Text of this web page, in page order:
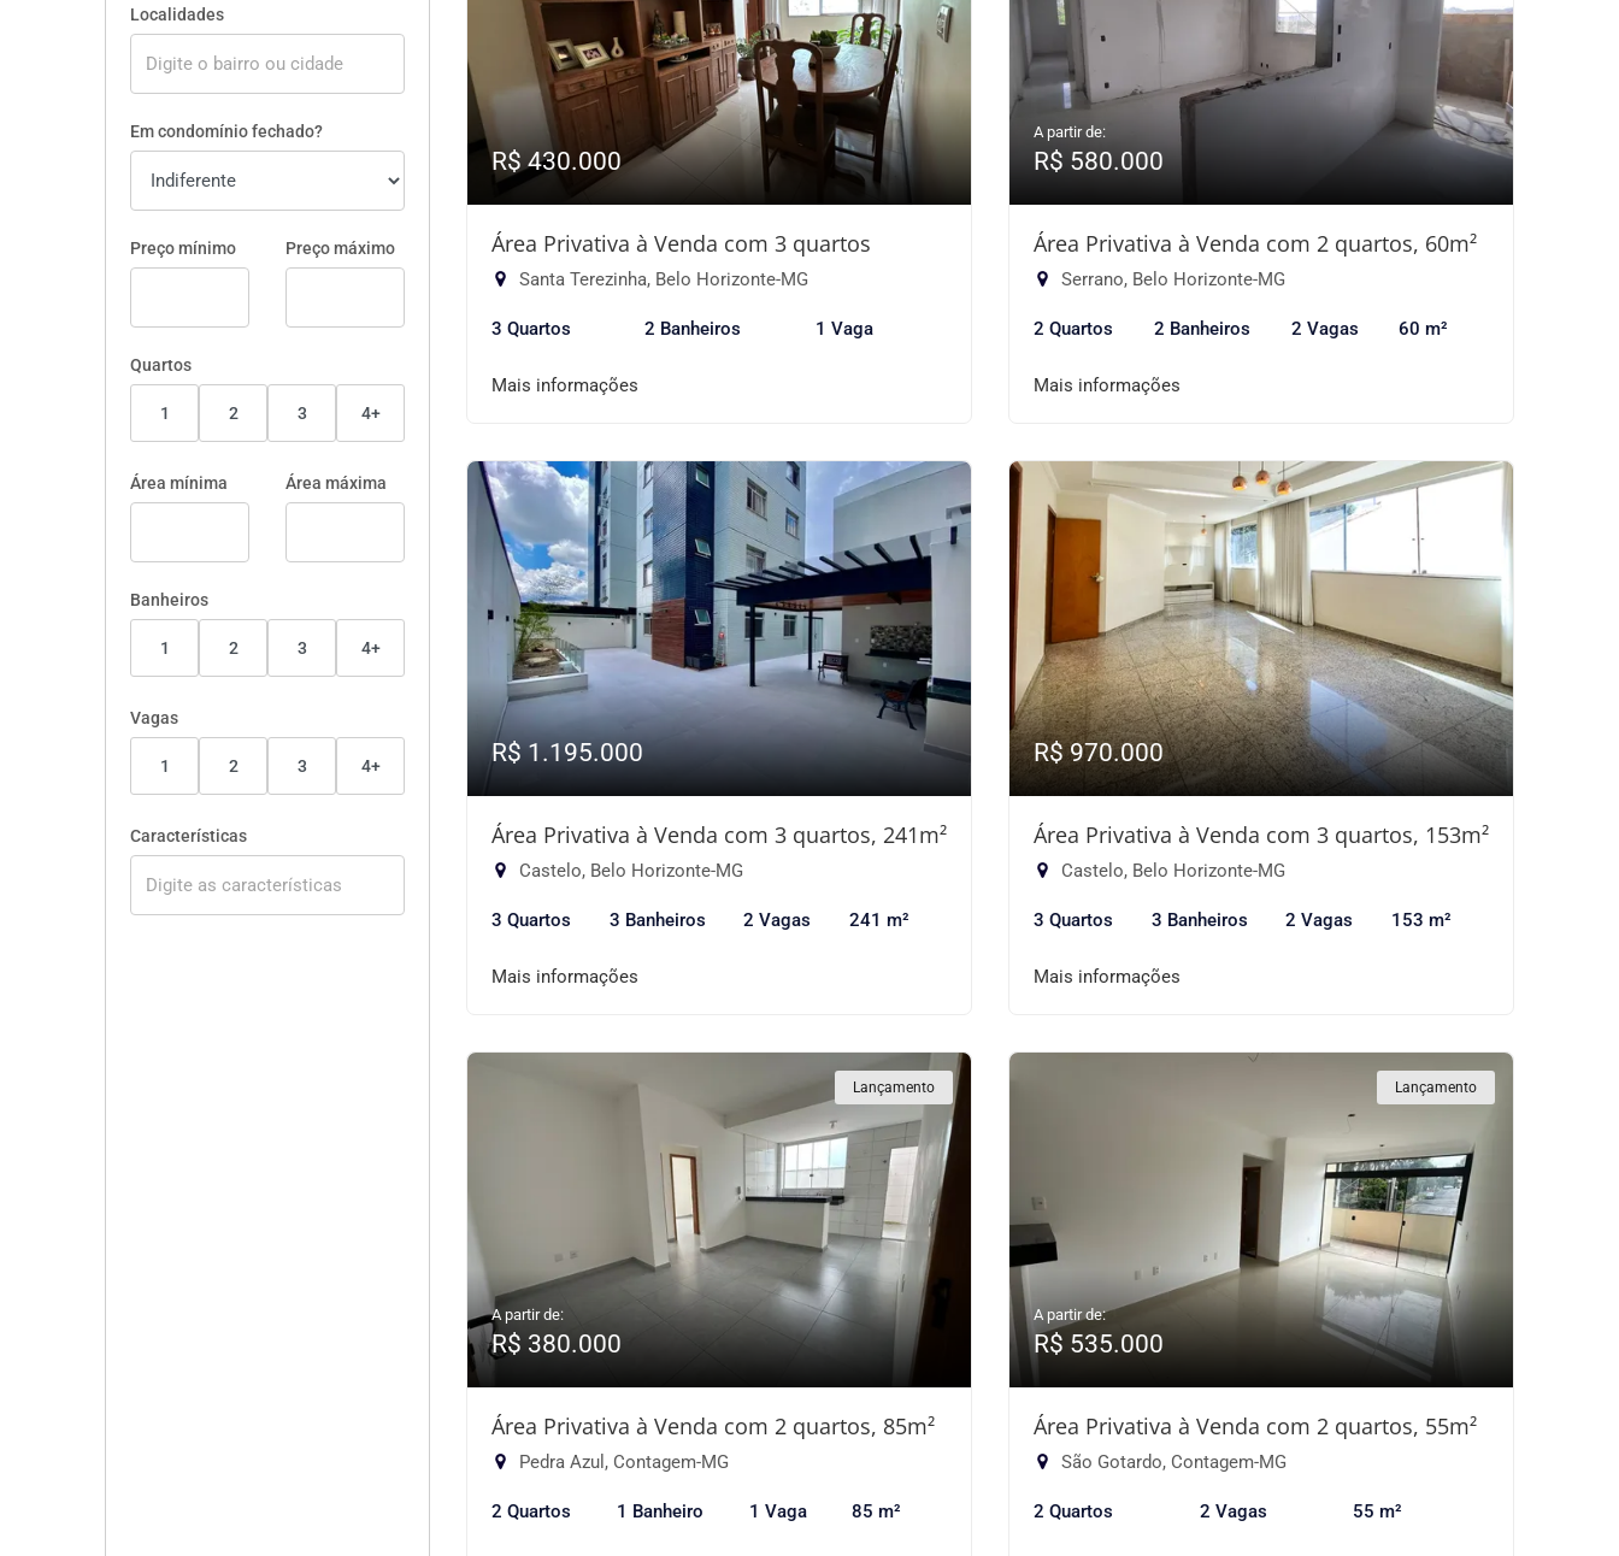
Localidades
Em condomínio fechado?
Preço mínimo Preço máximo
Quartos
1 2 3 4+
Área mínima Área máxima
Banheiros
1 2 3 4+
Vagas
1 2 3 4+
Características
R$ 430.000
Área Privativa à Venda com 3 quartos
Santa Terezinha, Belo Horizonte-MG
3 Quartos 2 Banheiros 1 Vaga
Mais informações
A partir de:
R$ 580.000
Área Privativa à Venda com 2 quartos, 60m²
Serrano, Belo Horizonte-MG
2 Quartos 2 Banheiros 2 Vagas 60 m²
Mais informações
R$ 1.195.000
Área Privativa à Venda com 3 quartos, 241m²
Castelo, Belo Horizonte-MG
3 Quartos 3 Banheiros 2 Vagas 241 m²
Mais informações
R$ 970.000
Área Privativa à Venda com 3 quartos, 153m²
Castelo, Belo Horizonte-MG
3 Quartos 3 Banheiros 2 Vagas 153 m²
Mais informações
Lançamento
A partir de:
R$ 380.000
Área Privativa à Venda com 2 quartos, 85m²
Pedra Azul, Contagem-MG
2 Quartos 1 Banheiro 1 Vaga 85 m²
Lançamento
A partir de:
R$ 535.000
Área Privativa à Venda com 2 quartos, 55m²
São Gotardo, Contagem-MG
2 Quartos 2 Vagas 55 m²